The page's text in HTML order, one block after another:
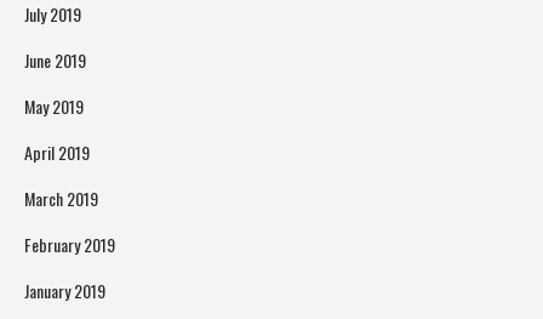
July 2019
June 2019
May 2019
April 2019
March 2019
February 2019
January 2019